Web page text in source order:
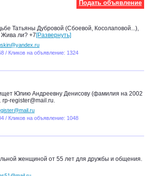
Подать объявление
Татьяны Дубровой (Сбоевой, Косолаповой...),
ли? +7[Развернуть]
/ Кликов на объявление: 1324
Юлию Андреевну Денисову (фамилия на 2002
register@mail.ru.
/ Кликов на объявление: 1048
женщиной от 55 лет для дружбы и общения.